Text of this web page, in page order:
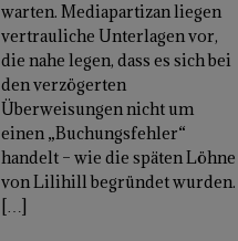
warten. Mediapartizan liegen
vertrauliche Unterlagen vor,
die nahe legen, dass es sich bei
den verzögerten
Überweisungen nicht um
einen „Buchungsfehler“
handelt – wie die späten Löhne
von Lilihill begründet wurden.
[…]